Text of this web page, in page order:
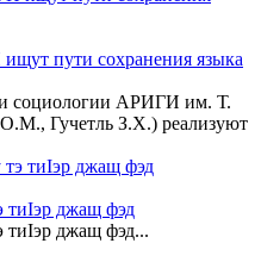
пути сохранения языка
социологии АРИГИ им. Т.
Гучетль З.Х.) реализуют
тиIэр джащ фэд
тиIэр джащ фэд...